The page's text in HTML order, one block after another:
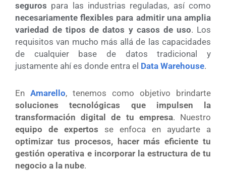
seguros para las industrias reguladas, así como
necesariamente flexibles para admitir una amplia
variedad de tipos de datos y casos de uso. Los
requisitos van mucho más allá de las capacidades
de cualquier base de datos tradicional y
justamente ahí es donde entra el Data Warehouse.
En Amarello, tenemos como objetivo brindarte
soluciones tecnológicas que impulsen la
transformación digital de tu empresa. Nuestro
equipo de expertos se enfoca en ayudarte a
optimizar tus procesos, hacer más eficiente tu
gestión operativa e incorporar la estructura de tu
negocio a la nube.